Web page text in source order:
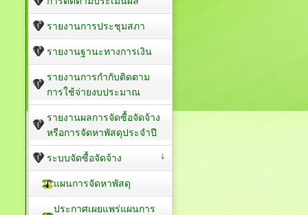
รายงานการประชุมสภา
รายงานฐานะทางการเงิน
รายงานการกำกับติดตาม
การใช้จ่ายงบประมาณ
รายงานผลการจัดซื้อจัดจ้าง
หรือการจัดหาพัสดุประจำปี
ระบบจัดซื้อจัดจ้าง
แผนการจัดหาพัสดุ
ประกาศเผยแพร่แผนการ